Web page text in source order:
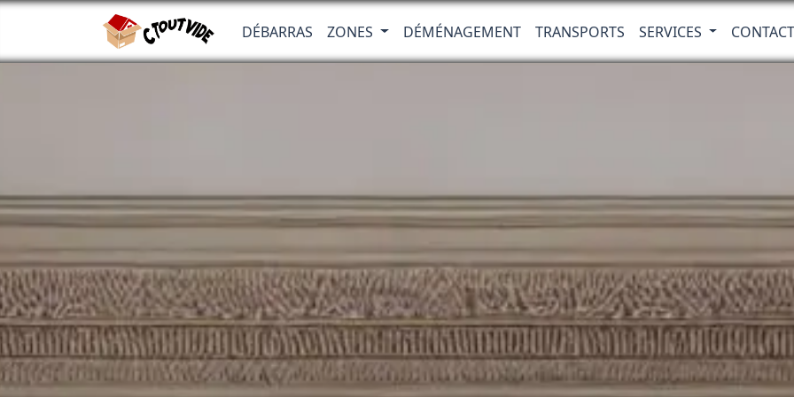
DÉBARRAS ZONES DÉMÉNAGEMENT TRANSPORTS SERVICES